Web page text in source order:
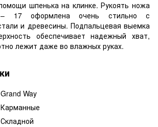
шпенька на клинке. Рукоять ножа
17 оформлена очень стильно с
и древесины. Подпальцевая выемка
обеспечивает надежный хват,
лежит даже во влажных руках.
Grand Way
Карманные
Складной